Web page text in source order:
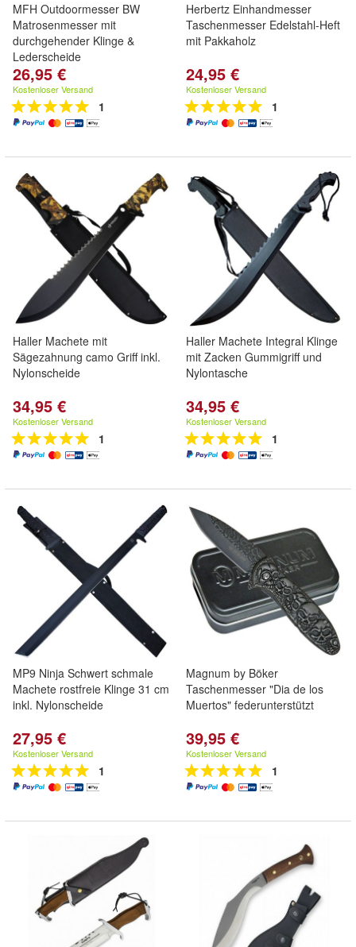
MFH Outdoormesser BW
Matrosenmesser mit
durchgehender Klinge &
Lederscheide
26,95 €
Kostenloser Versand
1
Herbertz Einhandmesser
Taschenmesser Edelstahl-Heft
mit Pakkaholz
24,95 €
Kostenloser Versand
1
Haller Machete mit
Sägezahnung camo Griff inkl.
Nylonscheide
34,95 €
Kostenloser Versand
1
Haller Machete Integral Klinge
mit Zacken Gummigriff und
Nylontasche
34,95 €
Kostenloser Versand
1
MP9 Ninja Schwert schmale
Machete rostfreie Klinge 31 cm
inkl. Nylonscheide
27,95 €
Kostenloser Versand
1
Magnum by Böker
Taschenmesser "Dia de los
Muertos" federunterstützt
39,95 €
Kostenloser Versand
1